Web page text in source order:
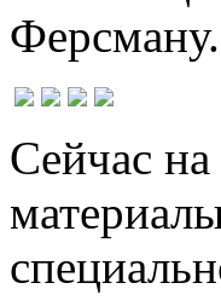
Ферсману.
Сейчас на